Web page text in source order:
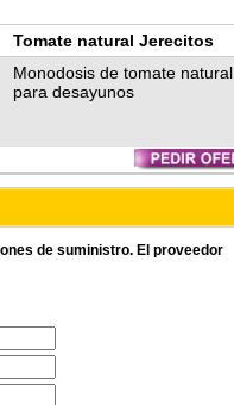
Tomate natural Jerecitos
Monodosis de tomate natural
para desayunos
de suministro. El proveedor